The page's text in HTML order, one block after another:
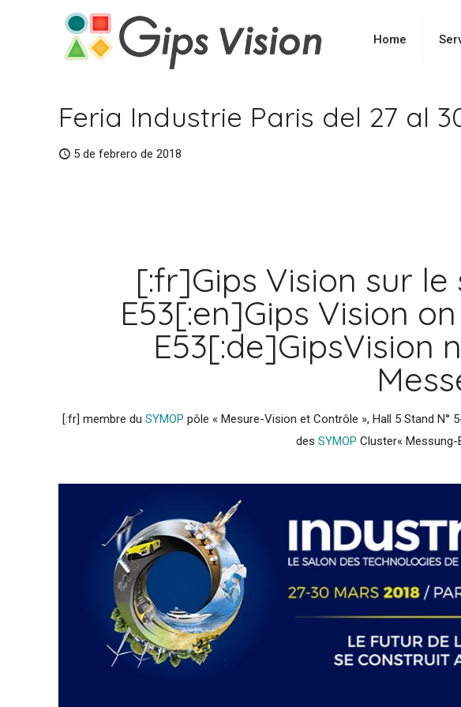
Home
Feria Industrie Paris del 27 al
5 de febrero de 2018
[:fr]Gips Vision sur
E53[:en]Gips Vision
E53[:de]GipsVision
[:fr] membre du SYMOP pôle « Mesure-Vision et Contrôle », Hall 5 Stand N°
des SYMOP Cluster« Messung-